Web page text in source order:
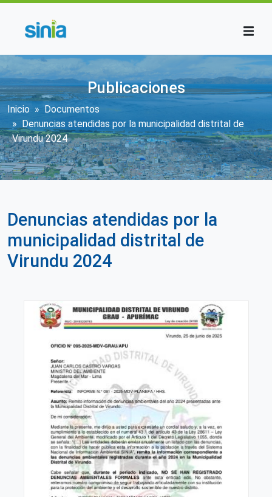
Publicaciones
Sobrescribir enlaces de ayuda a la
Inicio
Documentos
Denuncias atendidas por la municipalidad distrital de
Virundu 2024
Denuncias atendidas por la
municipalidad distrital de
Virundu 2024